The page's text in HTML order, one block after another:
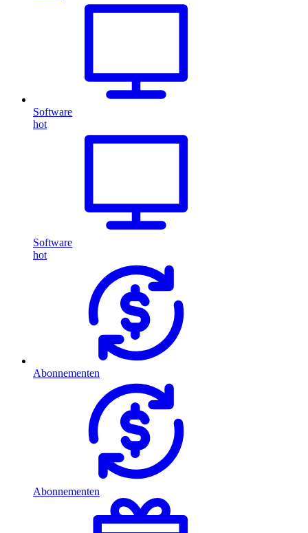
Software
hot
Software
hot
Abonnementen
Abonnementen